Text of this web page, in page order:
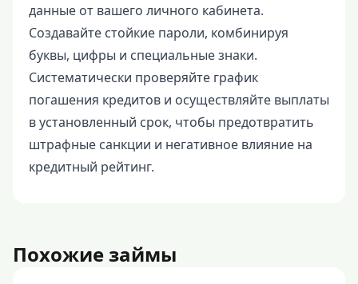
данные от вашего личного кабинета.
Создавайте стойкие пароли, комбинируя
буквы, цифры и специальные знаки.
Систематически проверяйте график
погашения кредитов и осуществляйте выплаты
в установленный срок, чтобы предотвратить
штрафные санкции и негативное влияние на
кредитный рейтинг.
Похожие займы